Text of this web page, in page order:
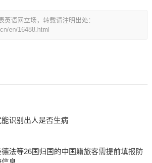
英语网立场，转载请注明出处：
en/16488.html
识别出人是否生病
德法等26国归国的中国籍旅客需提前填报防